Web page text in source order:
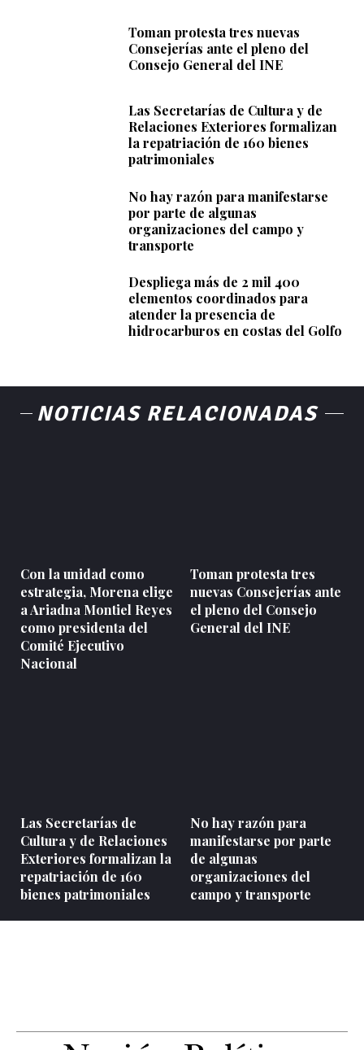
Toman protesta tres nuevas
Consejerías ante el pleno del
Consejo General del INE
Las Secretarías de Cultura y de
Relaciones Exteriores formalizan
la repatriación de 160 bienes
patrimoniales
No hay razón para manifestarse
por parte de algunas
organizaciones del campo y
transporte
Despliega más de 2 mil 400
elementos coordinados para
atender la presencia de
hidrocarburos en costas del Golfo
NOTICIAS RELACIONADAS
Con la unidad como
estrategia, Morena elige
a Ariadna Montiel Reyes
como presidenta del
Comité Ejecutivo
Nacional
Toman protesta tres
nuevas Consejerías ante
el pleno del Consejo
General del INE
Las Secretarías de
Cultura y de Relaciones
Exteriores formalizan la
repatriación de 160
bienes patrimoniales
No hay razón para
manifestarse por parte
de algunas
organizaciones del
campo y transporte